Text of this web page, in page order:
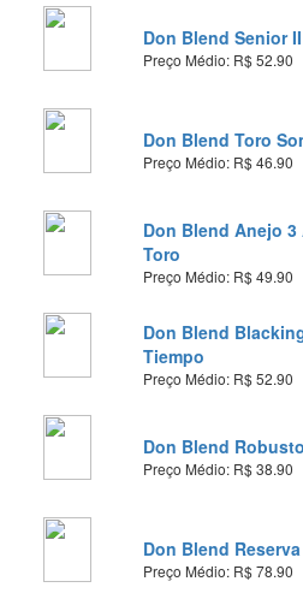
Don Blend Senior II
Preço Médio: R$ 52.90
Don Blend Toro
Preço Médio: R$ 46.90
Don Blend Anejo
Toro
Preço Médio: R$ 49.90
Don Blend
Tiempo
Preço Médio: R$ 52.90
Don Blend
Preço Médio: R$ 38.90
Don Blend
Preço Médio: R$ 78.90